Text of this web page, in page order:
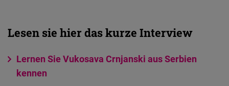
Lesen sie hier das kurze Interview
Lernen Sie Vukosava Crnjanski aus Serbien
kennen